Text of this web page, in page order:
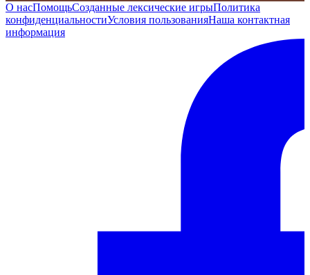
О насПомощьСозданные лексические игрыПолитика
конфиденциальностиУсловия пользованияНаша контактная
информация